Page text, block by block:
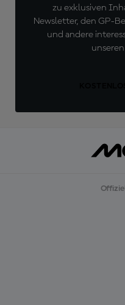
zu exklusiven
Newsletter, den GP-
und andere